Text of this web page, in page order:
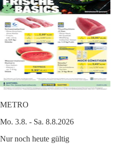
METRO
Mo. 3.8. - Sa. 8.8.2026
Nur noch heute gültig